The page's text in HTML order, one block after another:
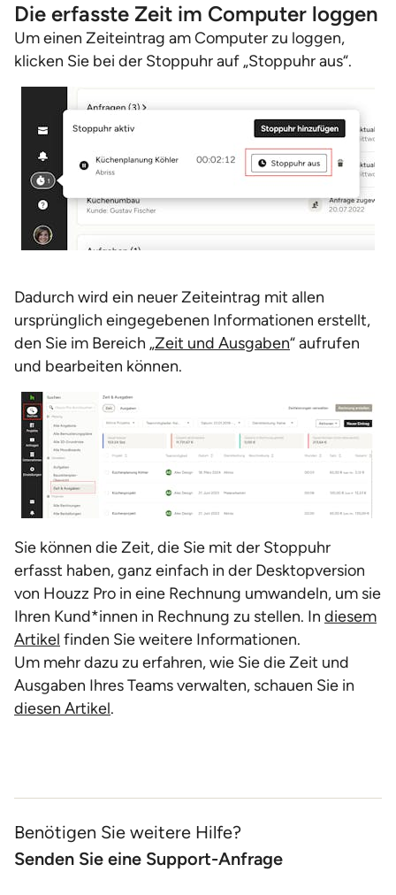
Die erfasste Zeit im Computer loggen
Um einen Zeiteintrag am Computer zu loggen,
klicken Sie bei der Stoppuhr auf „Stoppuhr aus“.
Dadurch wird ein neuer Zeiteintrag mit allen
ursprünglich eingegebenen Informationen erstellt,
den Sie im Bereich „Zeit und Ausgaben“ aufrufen
und bearbeiten können.
Sie können die Zeit, die Sie mit der Stoppuhr
erfasst haben, ganz einfach in der Desktopversion
von Houzz Pro in eine Rechnung umwandeln, um sie
Ihren Kund*innen in Rechnung zu stellen. In diesem
Artikel finden Sie weitere Informationen.
Um mehr dazu zu erfahren, wie Sie die Zeit und
Ausgaben Ihres Teams verwalten, schauen Sie in
diesen Artikel.
Benötigen Sie weitere Hilfe?
Senden Sie eine Support-Anfrage